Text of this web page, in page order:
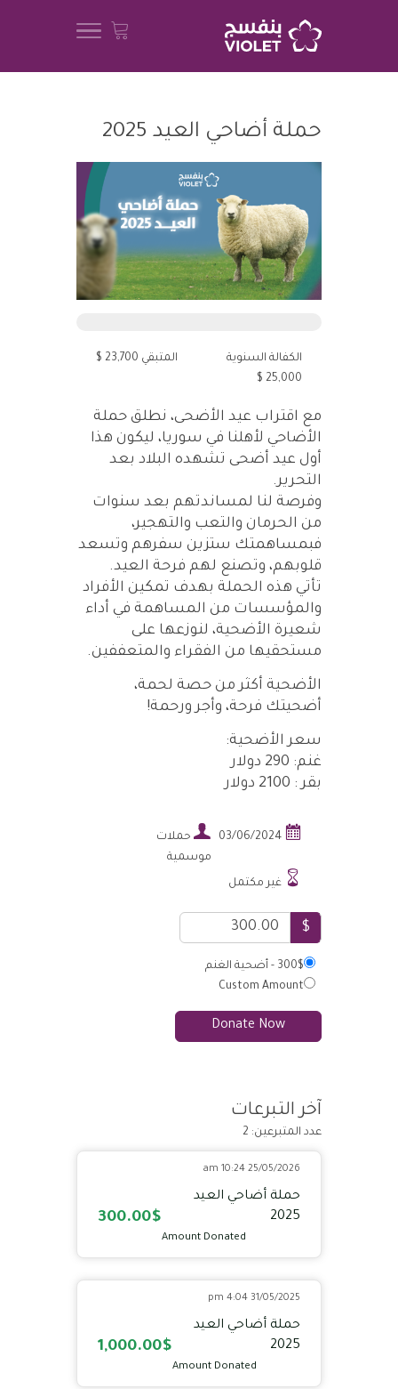
حملة أضاحي العيد 2025
الكفالة السنوية
25,000 $
المتبقي 23,700 $
مع اقتراب عيد الأضحى، نطلق حملة
الأضاحي لأهلنا في سوريا، ليكون هذا
أول عيد أضحى تشهده البلاد بعد
التحرير.
وفرصة لنا لمساندتهم بعد سنوات
من الحرمان والتعب والتهجير،
فبمساهمتك ستزين سفرهم وتسعد
قلوبهم، وتصنع لهم فرحة العيد.
تأتي هذه الحملة بهدف تمكين الأفراد
والمؤسسات من المساهمة في أداء
شعيرة الأضحية، لنوزعها على
مستحقيها من الفقراء والمتعففين.
الأضحية أكثر من حصة لحمة،
أضحيتك فرحة، وأجر ورحمة!
سعر الأضحية:
غنم: 290 دولار
بقر : 2100 دولار

03/06/2024
 حملات
موسمية
 غير مكتمل
$
300$ - أضحية الغنم
Custom Amount
Donate Now
آخر التبرعات
عدد المتبرعين: 2
25/05/2026 10:24 am
حملة أضاحي العيد
2025
Amount Donated
300.00$
31/05/2025 4:04 pm
حملة أضاحي العيد
2025
Amount Donated
1,000.00$